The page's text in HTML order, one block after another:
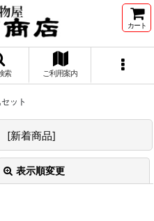
カート
索 ご利用案内
ット
[新着商品]
表示順変更